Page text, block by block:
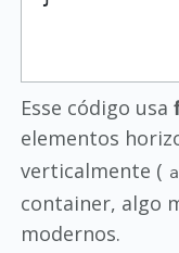
Esse código usa
elementos
verticalmente (
container, algo
modernos.